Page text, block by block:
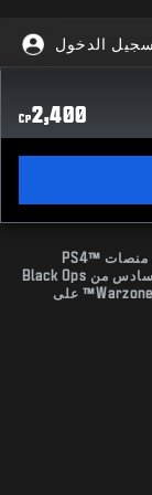
الدخول
2,400
CP
سيتوقف دعم لعبة Call of Duty®: Warzone™‎ على منصات PS4™‎
وXbox One ولن تكون قابلة للعب بنهاية الموسم السادس من Black Ops
7. محتوى هذه الباقة لن يكون متاحًا للاستخدام في Warzone™ على